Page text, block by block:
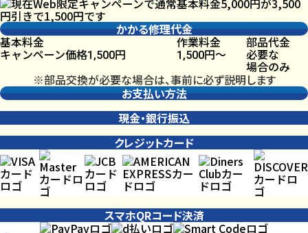
かかる修理代金
基本料金 作業料金 部品代金
キャンペーン価格1,500円 1,500円〜 必要な
場合のみ
※部品交換が必要な場合は、事前に必ず説明します
お支払い方法
現金・銀行振込
クレジットカード
スマホQRコード決済